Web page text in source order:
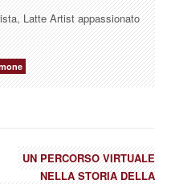
Latte Artist appassionato
UN PERCORSO VIRTUALE
NELLA STORIA DELLA